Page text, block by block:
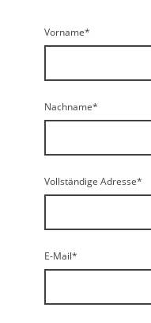
Vorname*
Nachname*
Vollständige Adresse*
E-Mail*